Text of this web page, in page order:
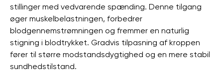
stillinger med vedvarende spænding. Denne tilgang
øger muskelbelastningen, forbedrer
blodgennemstrømningen og fremmer en naturlig
stigning i blodtrykket. Gradvis tilpasning af kroppen
fører til større modstandsdygtighed og en mere stabil
sundhedstilstand.